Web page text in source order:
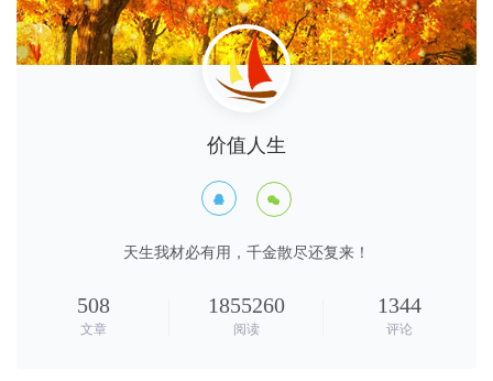
价值人生
 
天生我材必有用，千金散尽还复来！
508
文章
1855260
阅读
1344
评论